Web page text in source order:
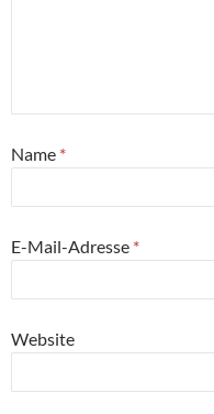
Name *
E-Mail-Adresse *
Website